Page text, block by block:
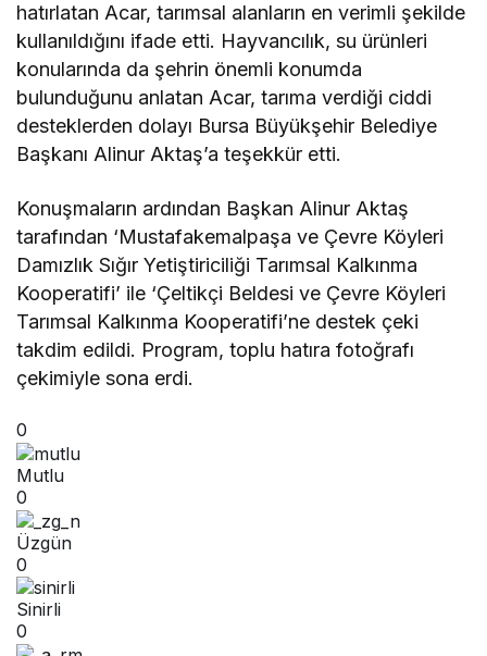
hatırlatan Acar, tarımsal alanların en verimli şekilde
kullanıldığını ifade etti. Hayvancılık, su ürünleri
konularında da şehrin önemli konumda
bulunduğunu anlatan Acar, tarıma verdiği ciddi
desteklerden dolayı Bursa Büyükşehir Belediye
Başkanı Alinur Aktaş’a teşekkür etti.
Konuşmaların ardından Başkan Alinur Aktaş
tarafından ‘Mustafakemalpaşa ve Çevre Köyleri
Damızlık Sığır Yetiştiriciliği Tarımsal Kalkınma
Kooperatifi’ ile ‘Çeltikçi Beldesi ve Çevre Köyleri
Tarımsal Kalkınma Kooperatifi’ne destek çeki
takdim edildi. Program, toplu hatıra fotoğrafı
çekimiyle sona erdi.
0
Mutlu
0
Üzgün
0
Sinirli
0